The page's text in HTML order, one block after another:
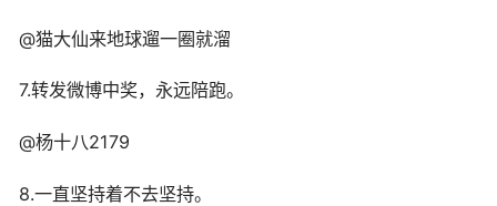
@猫大仙来地球遛一圈就溜
7.转发微博中奖，永远陪跑。
@杨十八2179
8.一直坚持着不去坚持。